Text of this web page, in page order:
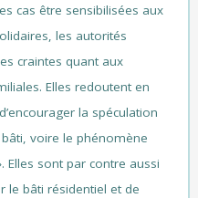
cas être sensibilisées aux
les autorités
craintes quant aux
Elles redoutent en
la spéculation
voire le phénomène
Elles sont par contre aussi
le bâti résidentiel et de